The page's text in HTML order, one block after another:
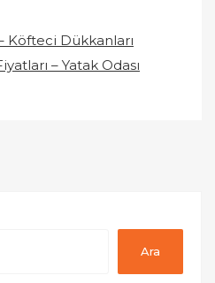
Köfteci Dükkanları
– Yatak Odası
Ara